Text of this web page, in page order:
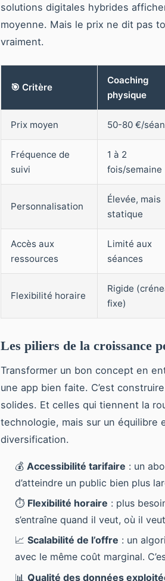
solutions digitales hybrides
moyenne. Mais le prix ne dit pas
vraiment.
🎯 Critère
Coaching
physique
Prix moyen 50-80 €/
Fréquence de
suivi
1 à 2
fois/semaine
Personnalisation
Élevée, mais
statique
Accès aux
ressources
Limité aux
séances
Flexibilité horaire
Rigide
fixe)
Les piliers de la croissance
Transformer un bon concept en
une app bien faite. C’est
solides. Et celles qui tiennent la
technologie, mais sur un équilibre
diversification.
💰 Accessibilité tarifaire : un
d’atteindre un public bien plus
⏱️ Flexibilité horaire : plus
s’entraîne quand il veut, où il
📈 Scalabilité de l’offre : un
avec le même coût marginal.
📊 Qualité des données